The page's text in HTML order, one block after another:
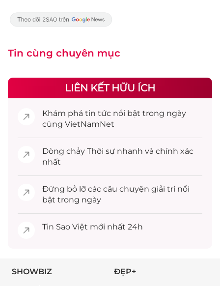
Tin cùng chuyên mục
LIÊN KẾT HỮU ÍCH
Khám phá tin tức nổi bật trong ngày
cùng VietNamNet
Dòng chảy Thời sự nhanh và chính xác
nhất
Đừng bỏ lỡ các câu chuyện giải trínổi
bật trong ngày
Tin Sao Việt mới nhất 24h
SHOWBIZ ĐẸP+